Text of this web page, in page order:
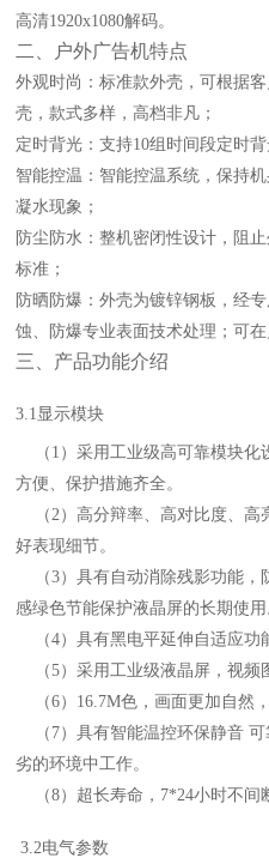
高清1920x1080解码。
二 、户外广告机特点
外观时尚：标准款外壳，可根据
壳，款式多样，高档非凡；
定时背光：支持10组时间段定时
智能控温： 智能控温系统，保持
凝水现象；
防尘防水：整机密闭性设计，阻
标准；
防晒防爆 ：外壳为镀锌钢板，经
蚀、防爆专业表面技术处理；可
三 、产品功能介绍
3 .1显示模块
（ 1）采用工业级高可靠模块
方便、保护措施齐全。
（ 2）高分辩率、高对比度、高
好表现细节。
（3）具有自动消除残影功能
感绿色节能保护液晶屏的长期使
（4）具有黑电平延伸自适应功
（5）采用工业级液晶屏，视频
（6）16.7M色，画面更加自然
（ 7）具有智能温控环保静音
劣的环境中工作。
（8）超长寿命，7*24小时不间
3 .2电气参数